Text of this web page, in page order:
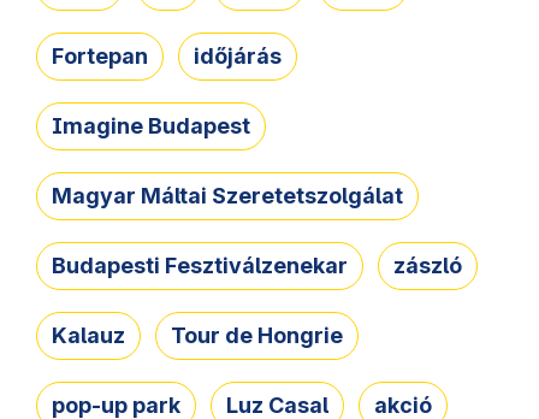
Fortepan időjárás
Imagine Budapest
Magyar Máltai Szeretetszolgálat
Budapesti Fesztiválzenekar zászló
Kalauz Tour de Hongrie
pop-up park Luz Casal akció